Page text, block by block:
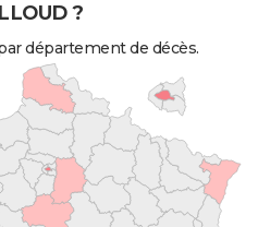
?
département de décès.